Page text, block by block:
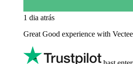
1 dia atrás
Great Good experience with